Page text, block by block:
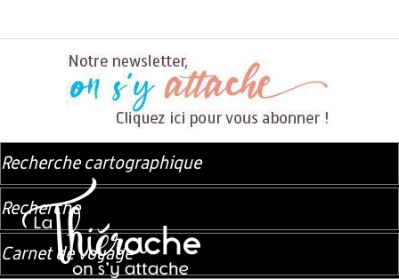
Recherche cartographique
Recherche
Carnet de voyage